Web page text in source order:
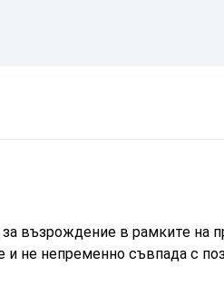
възрождение в рамките на
и не непременно съвпада с